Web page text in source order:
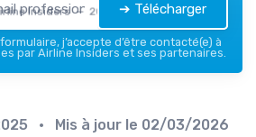
Insiders — 2026 ➔ Télécharger
j’accepte d’être contacté(e) à
par Airline Insiders et ses partenaires.
• Mis à jour le 02/03/2026